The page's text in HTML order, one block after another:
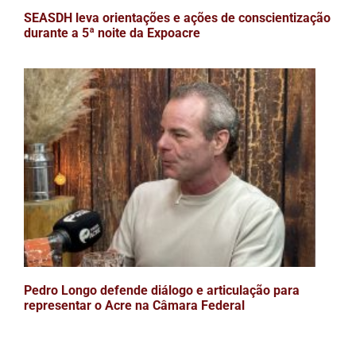
SEASDH leva orientações e ações de conscientização
durante a 5ª noite da Expoacre
Pedro Longo defende diálogo e articulação para
representar o Acre na Câmara Federal